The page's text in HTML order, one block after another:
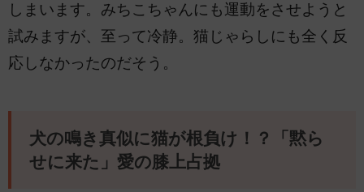
しまいます。みちこちゃんにも運動をさせようと
試みますが、至って冷静。猫じゃらしにも全く反
応しなかったのだそう。
犬の鳴き真似に猫が根負け！？「黙ら
せに来た」愛の膝上占拠